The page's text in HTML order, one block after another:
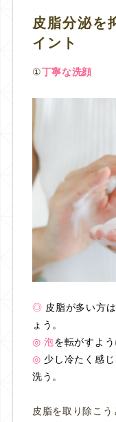
皮脂分泌を
イント
①丁寧な洗顔
◎ 皮脂が多い方
ょう。
◎ 泡を転がすよ
◎ 少し冷たく感
洗う。
皮脂を取り除こ